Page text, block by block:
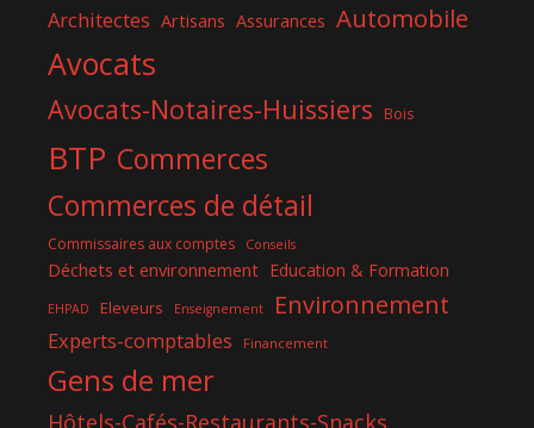
Architectes Artisans Assurances Automobile
Avocats
Avocats-Notaires-Huissiers Bois
BTP Commerces
Commerces de détail
Commissaires aux comptes Conseils
Déchets et environnement Education & Formation
EHPAD Eleveurs Enseignement Environnement
Experts-comptables Financement
Gens de mer